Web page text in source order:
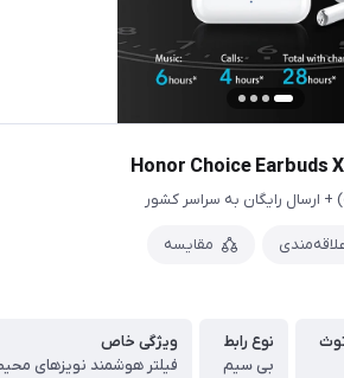
علاقه‌مندی مقایسه
نوع رابط
بی سیم
ویژگی خاص